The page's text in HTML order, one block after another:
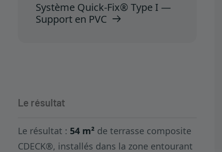
Système Quick-Fix® Type I —
Support en PVC
Le résultat
Le résultat : 54 m² de terrasse composite
CDECK®, installés dans la zone entourant